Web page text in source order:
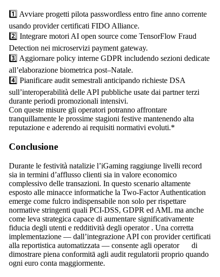
1️⃣ Avviare progetti pilota passwordless entro fine anno corrente
usando provider certificati FIDO Alliance.
2️⃣ Integrare motori AI open source come TensorFlow Fraud
Detection nei microservizi payment gateway.
3️⃣ Aggiornare policy interne GDPR includendo sezioni dedicate
all’elaborazione biometrica post–Natale.
4️⃣ Pianificare audit semestrali anticipando richieste DSA
sull’interoperabilità delle API pubbliche usate dai partner terzi
durante periodi promozionali intensivi.
Con queste misure gli operatori potranno affrontare
tranquillamente le prossime stagioni festive mantenendo alta
reputazione e aderendo ai requisiti normativi evoluti.*
Conclusione
Durante le festività natalizie l’iGaming raggiunge livelli record
sia in termini d’afflusso clienti sia in valore economico
complessivo delle transazioni. In questo scenario altamente
esposto alle minacce informatiche la Two‑Factor Authentication
emerge come fulcro indispensabile non solo per rispettare
normative stringenti quali PCI‐DSS, GDPR ed AML ma anche
come leva strategica capace di aumentare significativamente
fiducia degli utenti e redditività degli operator​​⁠⁠⁠⁠⁠⁠⁠⁠​​⁠​⁠​⁠​​ ​⁠​. Una corretta
implementazione — dall’integrazione API con provider certificati
alla reportistica automatizzata — consente agli operator­​ ​ di
dimostrare piena conformitā agli audit regulatorii proprio quando
ogni euro conta maggiormente.​